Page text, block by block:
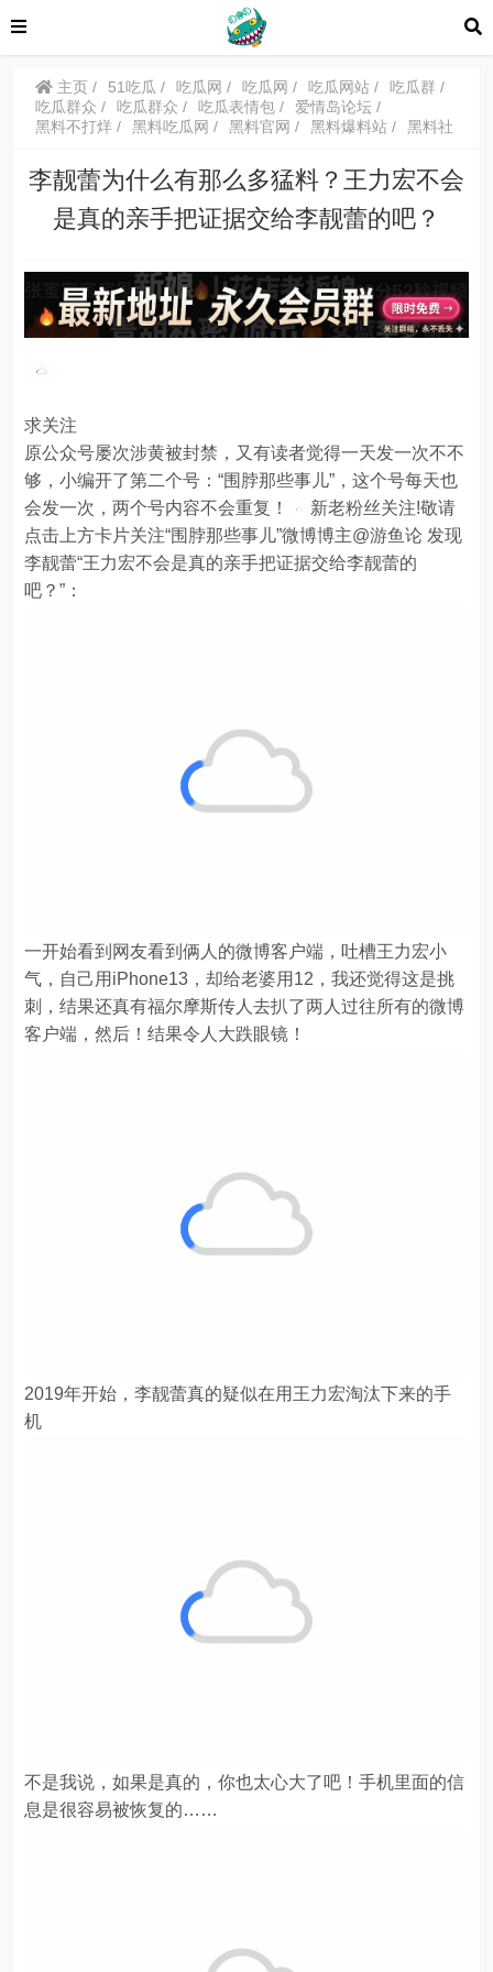
主页 51吃瓜 吃瓜网 吃瓜网 吃瓜网站
吃瓜群
吃瓜群众
吃瓜群众 吃瓜表情包
爱情岛论坛
黑料不打烊
黑料吃瓜网 黑料官网 黑料爆料站 黑料社
李靓蕾为什么有那么多猛料？王力宏不会
是真的亲手把证据交给李靓蕾的吧？
求关注
原公众号屡次涉黄被封禁，又有读者觉得一天发一次不不
够，小编开了第二个号：“围脖那些事儿”，这个号每天也
会发一次，两个号内容不会重复！
新老粉丝关注!敬请
点击上方卡片关注“围脖那些事儿”微博博主@游鱼论 发现
李靓蕾“王力宏不会是真的亲手把证据交给李靓蕾的
吧？”：
一开始看到网友看到俩人的微博客户端，吐槽王力宏小
气，自己用iPhone13，却给老婆用12，我还觉得这是挑
刺，结果还真有福尔摩斯传人去扒了两人过往所有的微博
客户端，然后！结果令人大跌眼镜！
2019年开始，李靓蕾真的疑似在用王力宏淘汰下来的手
机
不是我说，如果是真的，你也太心大了吧！手机里面的信
息是很容易被恢复的……